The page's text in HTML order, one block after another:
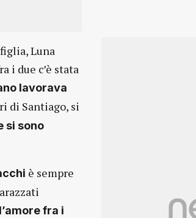
Luna
i due c’è stata
lavorava
di Santiago, si
si sono
è sempre
l’amore fra i